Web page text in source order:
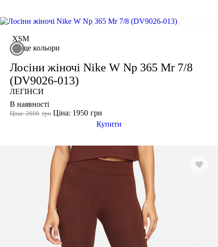
Колір
Показати більше
Розмір взуття
XSM
ще кольори
Лосіни жіночі Nike W Np 365 Mr 7/8
(DV9026-013)
ЛЕГІНСИ
В наявності
грн
Ціна: 2600 грн
Ціна: 1950
Купити